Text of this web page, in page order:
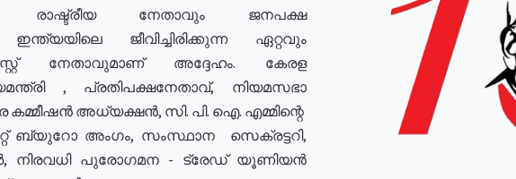
രാഷ്ട്രീയ നേതാവും ജനപക്ഷ
ജീവിച്ചിരിക്കുന്ന ഏറ്റവും
നേതാവുമാണ് അദ്ദേഹം. കേരള
, പ്രതിപക്ഷനേതാവ്, നിയമസഭാ
കമ്മീഷൻ അധ്യക്ഷൻ, സി. പി. ഐ. എമ്മിന്റെ
ബ്യുറോ അംഗം, സംസ്ഥാന സെക്രട്ടറി,
നിരവധി പുരോഗമന - ട്രേഡ് യൂണിയൻ